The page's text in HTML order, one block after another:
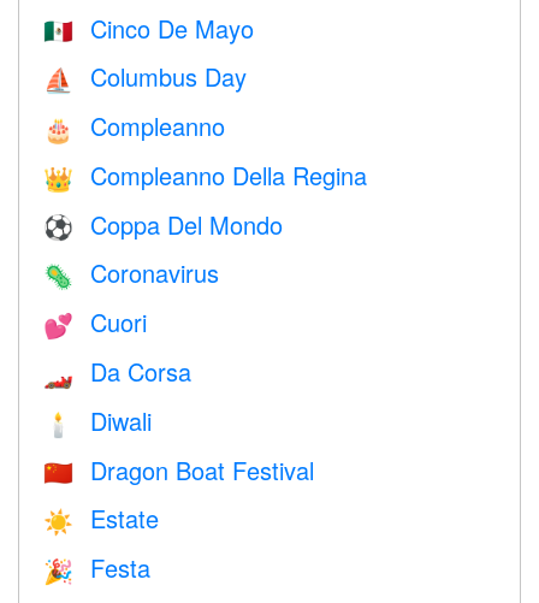
🇲🇽 Cinco De Mayo
⛵️ Columbus Day
🎂 Compleanno
👑 Compleanno Della Regina
⚽ Coppa Del Mondo
🦠 Coronavirus
💕 Cuori
🏎 Da Corsa
🕯 Diwali
🇨🇳 Dragon Boat Festival
☀️ Estate
🎉
Festa